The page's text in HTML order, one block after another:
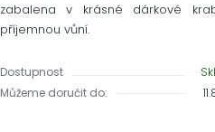
zabalena v krásné dárkové
příjemnou vůní.
Dostupnost
Můžeme doručit do: